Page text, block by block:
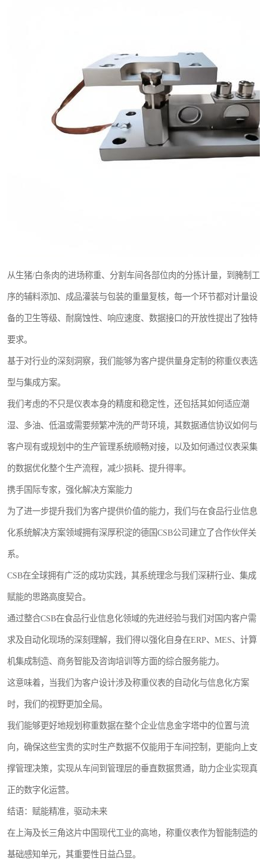
从生猪/白条肉的进场称重、分割车间各部位肉的分拣计量，到腌制工
序的辅料添加、成品灌装与包装的重量复核，每一个环节都对计量设
备的卫生等级、耐腐蚀性、响应速度、数据接口的开放性提出了独特
要求。
基于对行业的深刻洞察，我们能够为客户提供量身定制的称重仪表选
型与集成方案。
我们考虑的不只是仪表本身的精度和稳定性，还包括其如何适应潮
湿、多油、低温或需要频繁冲洗的严苛环境，其数据通信协议如何与
客户现有或规划中的生产管理系统顺畅对接，以及如何通过仪表采集
的数据优化整个生产流程，减少损耗、提升得率。
携手国际专家，强化解决方案能力
为了进一步提升我们为客户提供价值的能力，我们与在食品行业信息
化系统解决方案领域拥有深厚积淀的德国CSB公司建立了合作伙伴关
系。
CSB在全球拥有广泛的成功实践，其系统理念与我们深耕行业、集成
赋能的思路高度契合。
通过整合CSB在食品行业信息化领域的先进经验与我们对国内客户需
求及自动化现场的深刻理解，我们得以强化自身在ERP、MES、计算
机集成制造、商务智能及咨询培训等方面的综合服务能力。
这意味着，当我们为客户设计涉及称重仪表的自动化与信息化方案
时，我们的视野更加全局。
我们能够更好地规划称重数据在整个企业信息金字塔中的位置与流
向，确保这些宝贵的实时生产数据不仅能用于车间控制，更能向上支
撑管理决策，实现从车间到管理层的垂直数据贯通，助力企业实现真
正的数字化运营。
结语：赋能精准，驱动未来
在上海及长三角这片中国现代工业的高地，称重仪表作为智能制造的
基础感知单元，其重要性日益凸显。